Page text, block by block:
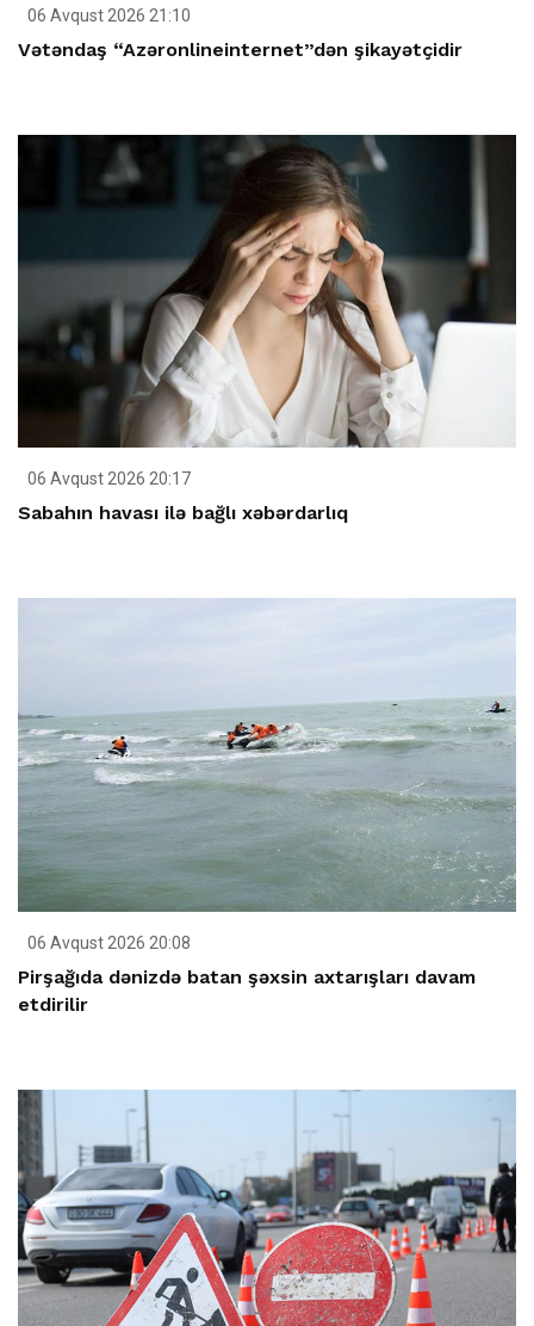
06 Avqust 2026 21:10
Vətəndaş “Azəronlineinternet”dən şikayətçidir
06 Avqust 2026 20:17
Sabahın havası ilə bağlı xəbərdarlıq
06 Avqust 2026 20:08
Pirşağıda dənizdə batan şəxsin axtarışları davam
etdirilir